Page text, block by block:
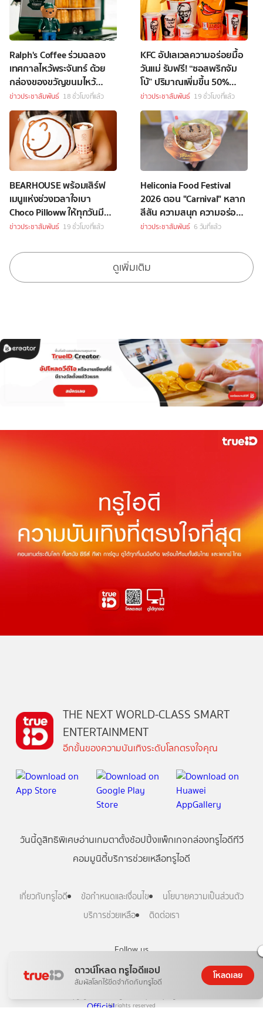
Ralph's Coffee ร่วมฉลอง
เทศกาลไหว้พระจันทร์ ด้วย
กล่องของขวัญขนมไหว้
พระจันทร์สุดพิเศษ
ข่าวประชาสัมพันธ์ 18 ชั่วโมงที่แล้ว
KFC อัปเลเวลความอร่อยมื้อ
วันแม่ รับฟรี! “ซอสพริกจัม
โบ้” ปริมาณเพิ่มขึ้น 50%
เพียงซื้อชุดบักเก็ตที่ร่วม
รายการราคา 349 บาทขึ้นไป
ข่าวประชาสัมพันธ์ 19 ชั่วโมงที่แล้ว
BEARHOUSE พร้อมเสิร์ฟ
เมนูแห่งช่วงเวลาใจเบา
Choco Pilloww ให้ทุกวันมี
“Soft Moment”
ข่าวประชาสัมพันธ์ 19 ชั่วโมงที่แล้ว
Heliconia Food Festival
2026 ตอน "Carnival" หลาก
สีสัน ความสนุก ความอร่อย
Celebrity Chef กว่า 70 ชีวิต
ข่าวประชาสัมพันธ์ 6 วันที่แล้ว
ดูเพิ่มเติม
ดาวน์โหลด ทรูไอดีแอป
สัมผัสโลกไร้ขีดจำกัดกับทรูไอดี
โหลดเลย
Follow us
All rights reserved
THE NEXT WORLD-CLASS SMART
ENTERTAINMENT
อีกขั้นของความบันเทิงระดับโลกตรงใจคุณ
วันนี้ดูสิทธิพิเศษอ่านเกมตาตั้งช้อปปิ้งแพ็กเกจกล่องทรูไอดีทีวี
คอมมูนิตี้บริการช่วยเหลือทรูไอดี
เกี่ยวกับทรูไอดี ข้อกำหนดและเงื่อนไข
นโยบายความเป็นส่วนตัว
บริการช่วยเหลือ
ติดต่อเรา